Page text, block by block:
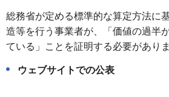
総務省が定める標準的な算定方法に
造等を行う事業者が、「価値の過半
ている」ことを証明する必要がありま
ウェブサイトでの公表